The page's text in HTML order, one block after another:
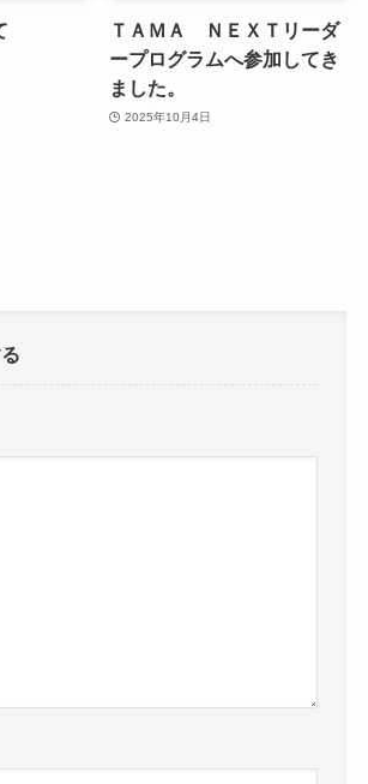
ＴＡＭＡ ＮＥＸＴリーダ
ープログラムへ参加してき
ました。
2025年10月4日